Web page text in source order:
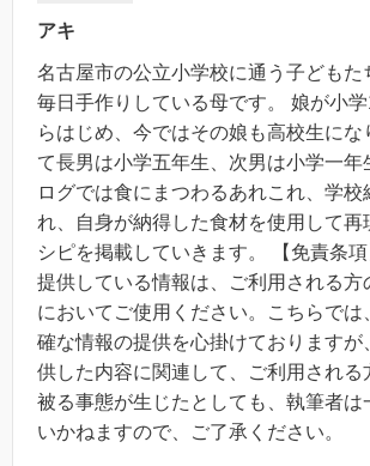
アキ
名古屋市の公立小学校に通う子どもた
毎日手作りしている母です。 娘が小
らはじめ、今ではその娘も高校生にな
て長男は小学五年生、次男は小学一年
ログでは食にまつわるあれこれ、学校
れ、自身が納得した食材を使用して再
シピを掲載していきます。 【免責条
提供している情報は、ご利用される方
においてご使用ください。こちらでは
確な情報の提供を心掛けておりますが
供した内容に関連して、ご利用される
被る事態が生じたとしても、執筆者は
いかねますので、ご了承ください。